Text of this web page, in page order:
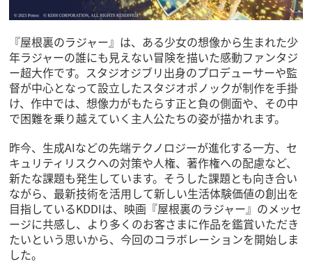
『屋根裏のラジャー』は、ある少女の想像から生まれた少
年ラジャーの誰にも見えない冒険を描いた感動ファンタジ
ー超大作です。スタジオジブリ出身のプロデューサーや監
督が中心となって設立したスタジオポノックが制作を手掛
け、作中では、想像力がもたらす正と負の側面や、その中
で困難を乗り越えていく主人公たちの姿が描かれます。
昨今、生成AIなどの先端テクノロジーが進化する一方、セ
キュリティリスクへの対策や人権、著作権への配慮など、
新たな課題も発生しています。そうした課題とも向き合い
ながら、最新技術を活用して新しい生活体験価値の創出を
目指しているKDDIは、映画『屋根裏のラジャー』のメッセ
ージに共感し、より多くのお客さまに作品を鑑賞いただき
たいという思いから、今回のコラボレーションを開始しま
した。